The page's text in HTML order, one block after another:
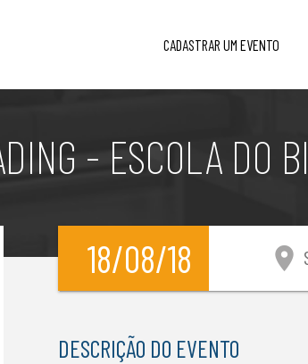
CADASTRAR UM EVENTO
- ESCOLA DO
18/08/18 location_on
DESCRIÇÃO DO EVENTO